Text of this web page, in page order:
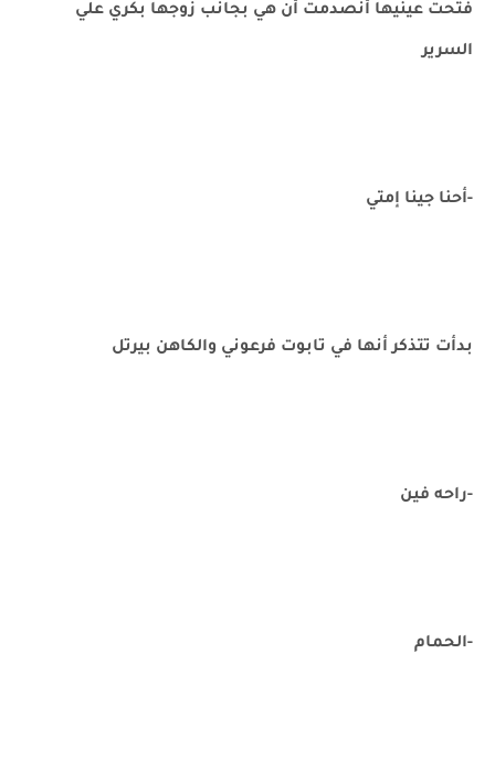
فتحت عينيها أنصدمت أن هي بجانب زوجها بكري علي
السرير
-أحنا جينا إمتي
بدأت تتذكر أنها في تابوت فرعوني والكاهن بيرتل
-راحه فين
-الحمام